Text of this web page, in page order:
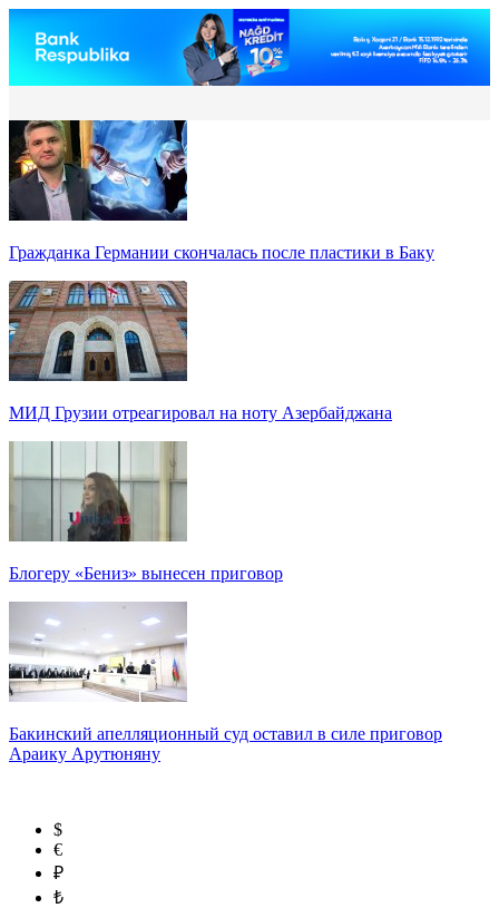
Гражданка Германии скончалась после пластики в Баку
МИД Грузии отреагировал на ноту Азербайджана
Блогеру «Бениз» вынесен приговор
Бакинский апелляционный суд оставил в силе приговор
Араику Арутюняну
$
€
₽
₺